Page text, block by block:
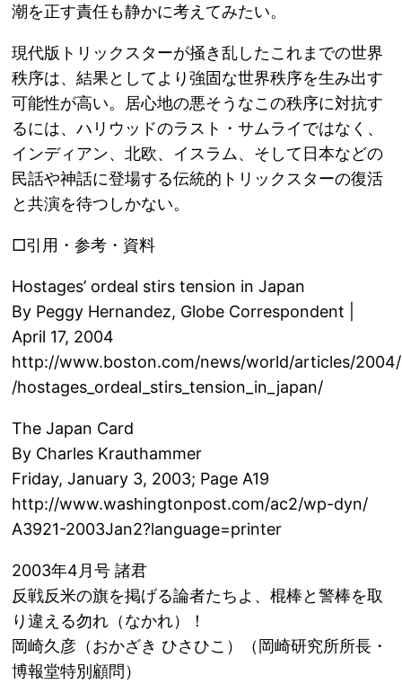
潮を正す責任も静かに考えてみたい。
現代版トリックスターが掻き乱したこれまでの世界
秩序は、結果としてより強固な世界秩序を生み出す
可能性が高い。居心地の悪そうなこの秩序に対抗す
るには、ハリウッドのラスト・サムライではなく、
インディアン、北欧、イスラム、そして日本などの
民話や神話に登場する伝統的トリックスターの復活
と共演を待つしかない。
□引用・参考・資料
Hostages’ ordeal stirs tension in Japan
By Peggy Hernandez, Globe Correspondent |
April 17, 2004
http://www.boston.com/news/world/articles/
/hostages_ordeal_stirs_tension_in_japan/
The Japan Card
By Charles Krauthammer
Friday, January 3, 2003; Page A19
http://www.washingtonpost.com/ac2/wp-dyn/
A3921-2003Jan2?language=printer
2003年4月号 諸君
反戦反米の旗を掲げる論者たちよ、棍棒と警棒を取
り違える勿れ（なかれ）！
岡崎久彦（おかざき ひさひこ）（岡崎研究所所長・
博報堂特別顧問）